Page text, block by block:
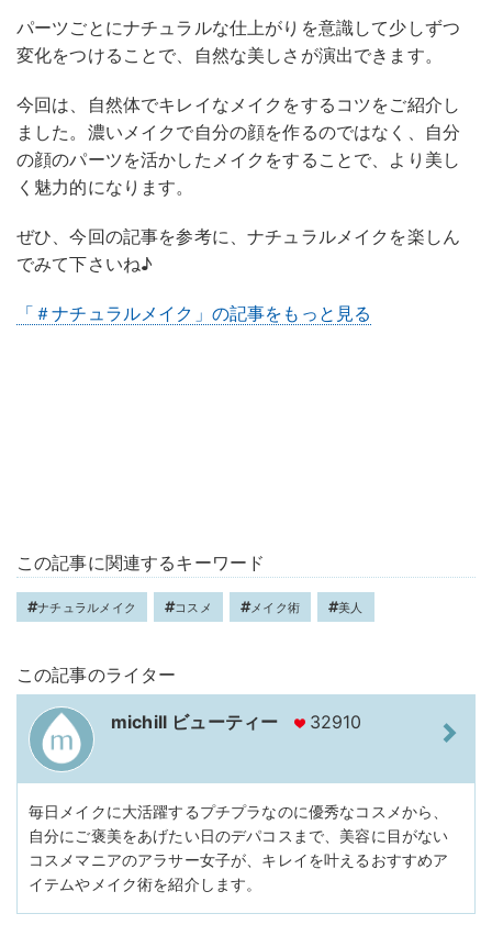
パーツごとにナチュラルな仕上がりを意識して少しずつ
変化をつけることで、自然な美しさが演出できます。
今回は、自然体でキレイなメイクをするコツをご紹介し
ました。濃いメイクで自分の顔を作るのではなく、自分
の顔のパーツを活かしたメイクをすることで、より美し
く魅力的になります。
ぜひ、今回の記事を参考に、ナチュラルメイクを楽しん
でみて下さいね♪
「＃ナチュラルメイク」の記事をもっと見る
この記事に関連するキーワード
ナチュラルメイク コスメ メイク術 美人
この記事のライター
michill ビューティー 32910
毎日メイクに大活躍するプチプラなのに優秀なコスメから、
自分にご褒美をあげたい日のデパコスまで、美容に目がない
コスメマニアのアラサー女子が、キレイを叶えるおすすめア
イテムやメイク術を紹介します。